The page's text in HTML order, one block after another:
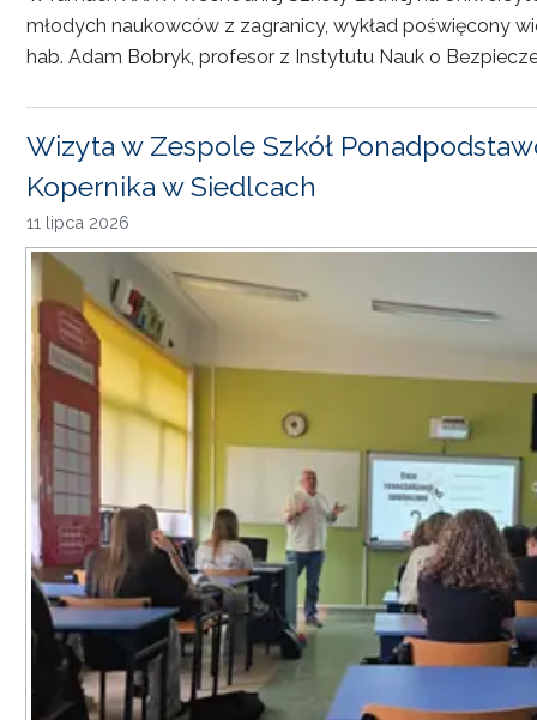
młodych naukowców z zagranicy, wykład poświęcony
hab. Adam Bobryk, profesor z Instytutu Nauk o
Wizyta w Zespole Szkół
Kopernika w Siedlcach
11 lipca 2026